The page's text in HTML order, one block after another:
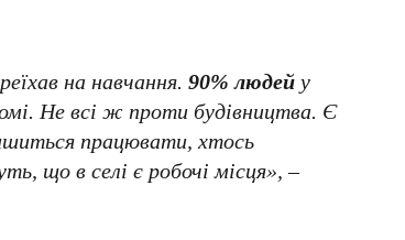
на навчання.90% людейу
Не всі ж проти будівництва. Є
працювати, хтось
що в селі є робочі місця», –